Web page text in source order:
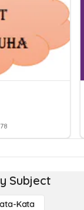
78
Subject
Kata